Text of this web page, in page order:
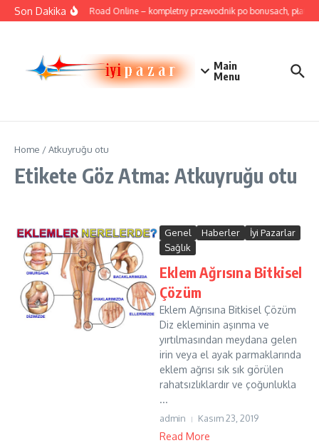
İçeriğe atla
Son DakikaCricket Road Online – kompletny przewodnik po bonusach,
Main
Menu
Home /Atkuyruğu otu
Etikete Göz Atma: Atkuyruğu otu
Genel Haberler
İyi Pazarlar
Sağlık
Eklem Ağrısına Bitkisel
Çözüm
Eklem Ağrısına Bitkisel Çözüm
Diz ekleminin aşınma ve
yırtılmasından meydana gelen
irin veya el ayak parmaklarında
eklem ağrısı sık sık görülen
rahatsızlıklardır ve çoğunlukla
...
admin Kasım 23, 2019
Read More